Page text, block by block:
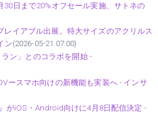
30日まで20%オフセール実施、サトネの
レイアブル出展。特大サイズのアクリルス
ン(2026-05-21 07:00)
ン」とのコラボを開始 -
ースマホ向けの新機能も実装へ - インサ
がiOS・Android向けに4月8日配信決定 -